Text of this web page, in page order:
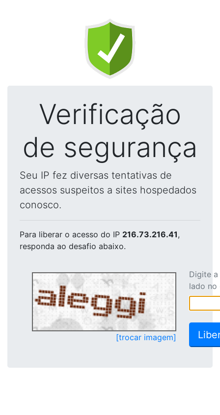
Verificação
de segurança
Seu IP fez diversas tentativas de
acessos suspeitos a sites hospedados
conosco.
Para liberar o acesso do IP 216.73.216.41,
responda ao desafio abaixo.
[trocar imagem]
Digite
lado no